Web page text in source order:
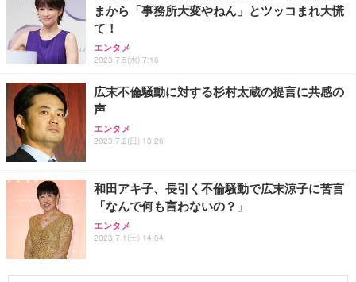
まから「事務所大変やねん」とツッコまれ大慌
て！
エンタメ
2023.7.5(水) 7:16
広末不倫騒動に対する杉村太蔵の提言に共感の
声
エンタメ
2023.7.2(日) 13:26
和田アキ子、長引く不倫騒動で広末涼子に苦言
「なんで何も言わないの？」
エンタメ
2023.7.1(土) 14:04